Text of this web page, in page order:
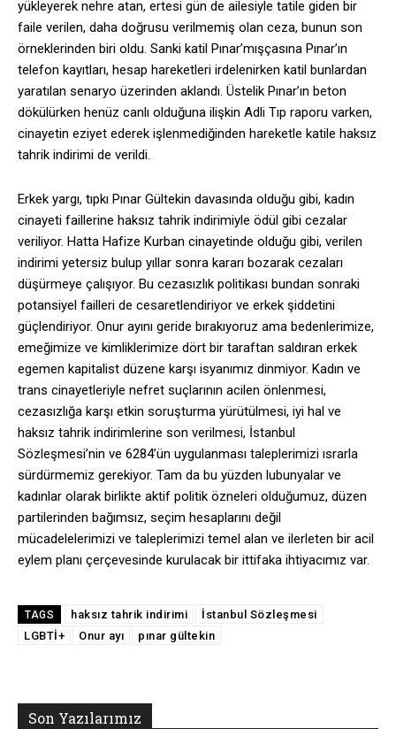
yükleyerek nehre atan, ertesi gün de ailesiyle tatile giden bir
faile verilen, daha doğrusu verilmemiş olan ceza, bunun son
örneklerinden biri oldu. Sanki katil Pınar’mışçasına Pınar’ın
telefon kayıtları, hesap hareketleri irdelenirken katil bunlardan
yaratılan senaryo üzerinden aklandı. Üstelik Pınar’ın beton
dökülürken henüz canlı olduğuna ilişkin Adli Tıp raporu varken,
cinayetin eziyet ederek işlenmediğinden hareketle katile haksız
tahrik indirimi de verildi.
Erkek yargı, tıpkı Pınar Gültekin davasında olduğu gibi, kadın
cinayeti faillerine haksız tahrik indirimiyle ödül gibi cezalar
veriliyor. Hatta Hafize Kurban cinayetinde olduğu gibi, verilen
indirimi yetersiz bulup yıllar sonra kararı bozarak cezaları
düşürmeye çalışıyor. Bu cezasızlık politikası bundan sonraki
potansiyel failleri de cesaretlendiriyor ve erkek şiddetini
güçlendiriyor. Onur ayını geride bırakıyoruz ama bedenlerimize,
emeğimize ve kimliklerimize dört bir taraftan saldıran erkek
egemen kapitalist düzene karşı isyanımız dinmiyor. Kadın ve
trans cinayetleriyle nefret suçlarının acilen önlenmesi,
cezasızlığa karşı etkin soruşturma yürütülmesi, iyi hal ve
haksız tahrik indirimlerine son verilmesi, İstanbul
Sözleşmesi’nin ve 6284’ün uygulanması taleplerimizi ısrarla
sürdürmemiz gerekiyor. Tam da bu yüzden lubunyalar ve
kadınlar olarak birlikte aktif politik özneleri olduğumuz, düzen
partilerinden bağımsız, seçim hesaplarını değil
mücadelelerimizi ve taleplerimizi temel alan ve ilerleten bir acil
eylem planı çerçevesinde kurulacak bir ittifaka ihtiyacımız var.
TAGS haksız tahrik indirimi
İstanbul Sözleşmesi
LGBTİ+
Onur ayı pınar gültekin
Son Yazılarımız